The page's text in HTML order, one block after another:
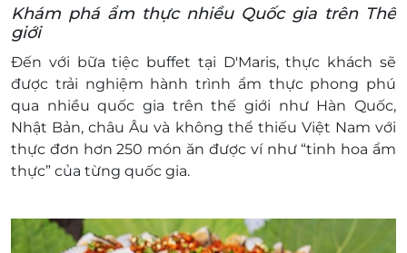
Khám phá ẩm thực nhiều Quốc gia trên Thế
giới
Đến với bữa tiệc buffet tại D'Maris, thực khách sẽ
được trải nghiệm hành trình ẩm thực phong phú
qua nhiều quốc gia trên thế giới như Hàn Quốc,
Nhật Bản, châu Âu và không thể thiếu Việt Nam với
thực đơn hơn 250 món ăn được ví như “tinh hoa ẩm
thực” của từng quốc gia.